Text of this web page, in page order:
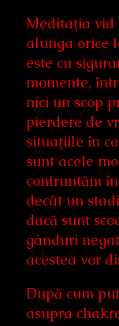
Meditația vid
alunga orice
este cu
momente,
nici un scop
pierdere de
situațiile în
sunt acele
confruntăm
decât un
dacă sunt
gânduri
acestea vor
După cum
asupra